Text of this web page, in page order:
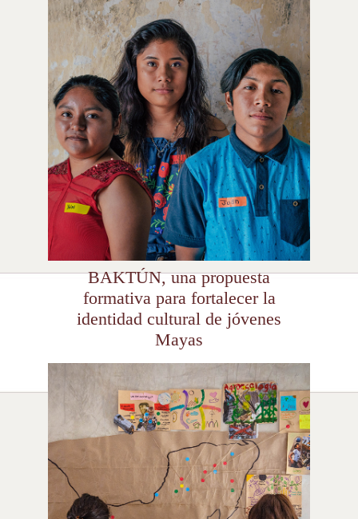
BAKTÚN, una propuesta
formativa para fortalecer la
identidad cultural de jóvenes
Mayas